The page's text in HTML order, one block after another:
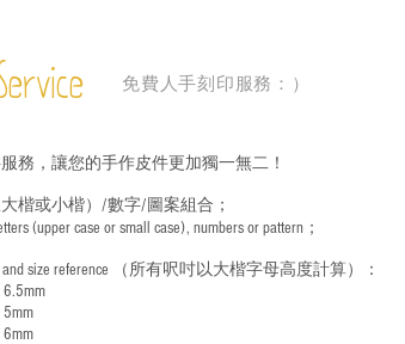
免費人手刻印服務：）
務，讓您的手作皮件更加獨一無二！
楷或小楷）/數字/圖案組合；
(upper case or small case), numbers or pattern；
size reference
（所有呎吋以大楷字母高度計算）：